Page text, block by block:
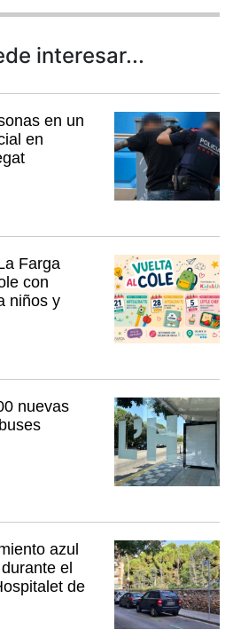
interesar...
en un
en
Farga
con
niños y
nuevas
azul
el
de